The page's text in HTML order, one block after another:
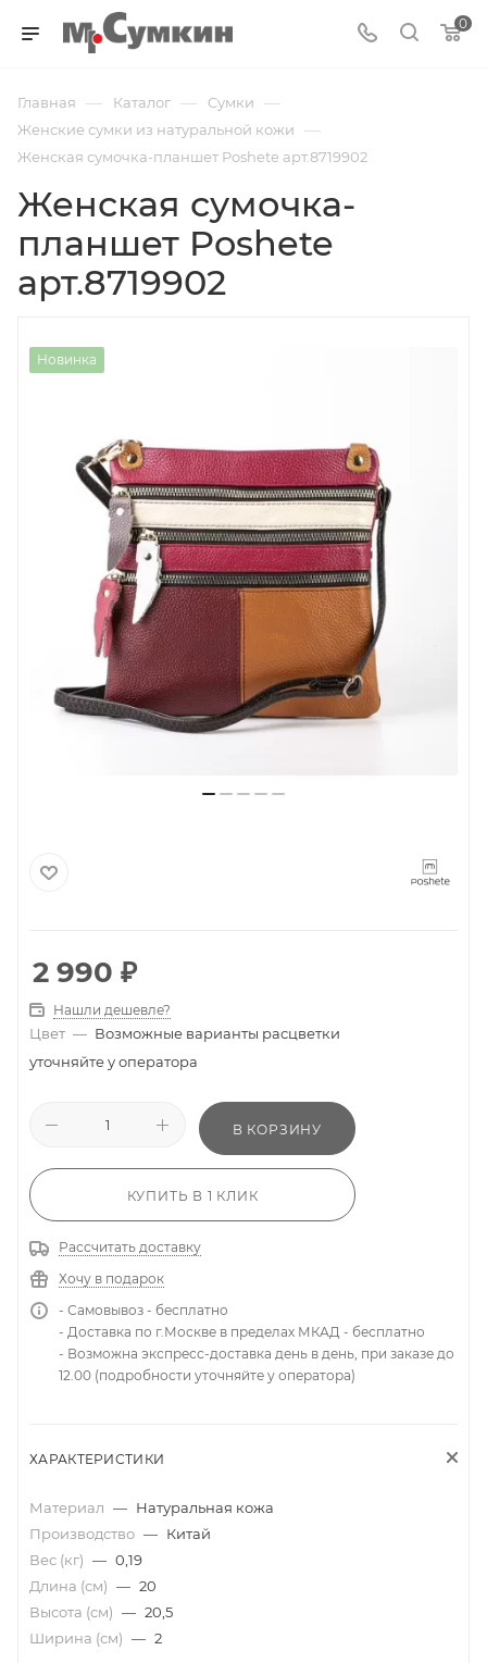
0
Главная — Каталог — Cумки —
Женские сумки из натуральной кожи —
Женская сумочка-планшет Poshete арт.8719902
Женская сумочка-
планшет Poshete
арт.8719902
Новинка
2 990 ₽
Нашли дешевле?
Цвет — Возможные варианты расцветки
уточняйте у оператора
В КОРЗИНУ
КУПИТЬ В 1 КЛИК
Рассчитать доставку
Хочу в подарок
- Самовывоз - бесплатно
- Доставка по г.Москве в пределах МКАД - бесплатно
- Возможна экспресс-доставка день в день, при заказе до
12.00 (подробности уточняйте у оператора)
ХАРАКТЕРИСТИКИ
Материал — Натуральная кожа
Производство — Китай
Вес (кг) — 0,19
Длина (см) — 20
Высота (см) — 20,5
Ширина (см) — 2